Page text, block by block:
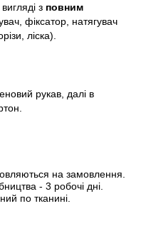
з повним
фіксатор, натягувач
ліска).
рукав, далі в
на замовлення.
- 3 робочі дні.
по тканині.